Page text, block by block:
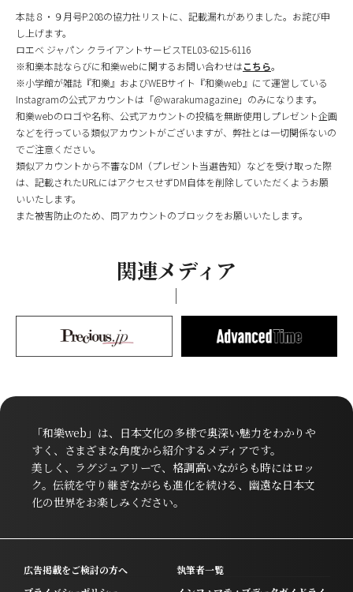
本誌８・９月号P.208の協力社リストに、記載漏れがありました。お詫び申
し上げます。
ロエベ ジャパン クライアントサービスTEL03-6215-6116
※和樂本誌ならびに和樂webに関するお問い合わせはこちら。
※小学館が雑誌『和樂』およびWEBサイト『和樂web』にて運営している
Instagramの公式アカウントは「@warakumagazine」のみになります。
和樂webのロゴや名称、公式アカウントの投稿を無断使用しプレゼント企画
などを行っている類似アカウントがございますが、弊社とは一切関係ないの
でご注意ください。
類似アカウントから不審なDM（プレゼント当選告知）などを受け取った際
は、記載されたURLにはアクセスせずDM自体を削除していただくようお願
いいたします。
また被害防止のため、同アカウントのブロックをお願いいたします。
関連メディア
「和樂web」は、日本文化の多様で奥深い魅力をわかりや
すく、さまざまな角度から紹介するメディアです。
美しく、ラグジュアリーで、格調高いながらも時にはロッ
ク。伝統を守り継ぎながらも進化を続ける、幽遠な日本文
化の世界をお楽しみください。
広告掲載をご検討の方へ
執筆者一覧